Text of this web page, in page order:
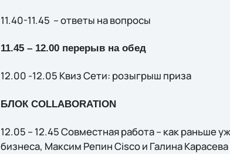
11.40-11.45 – ответы на вопросы
11.45 – 12.00 перерыв на обед
12.00 -12.05 Квиз Сети: розыгрыш приза
БЛОК COLLABORATION
12.05 – 12.45 Совместная работа – как раньше
бизнеса, Максим Репин Cisco и Галина